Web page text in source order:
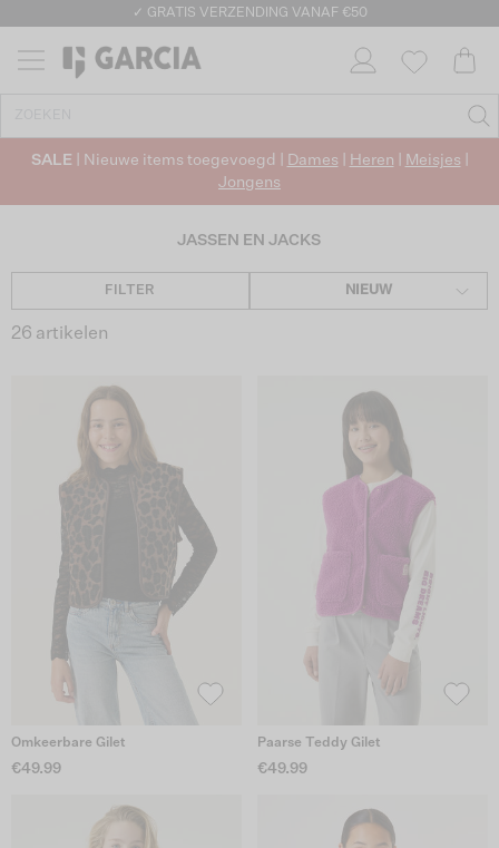
✓ GRATIS VERZENDING VANAF €50
SALE | Nieuwe items toegevoegd | Dames Heren Meisjes
Jongens
JASSEN EN JACKS
FILTER NIEUW
26 artikelen
Omkeerbare Gilet
€49.99
Paarse Teddy Gilet
€49.99